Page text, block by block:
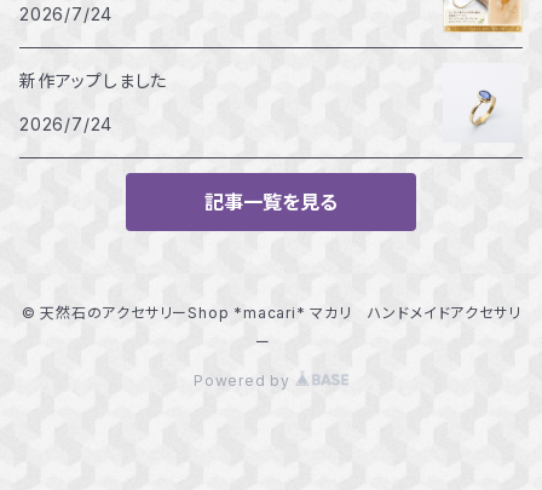
2026/7/24
新作アップしました
2026/7/24
記事一覧を見る
© 天然石のアクセサリーShop *macari* マカリ ハンドメイドアクセサリ
ー
Powered by